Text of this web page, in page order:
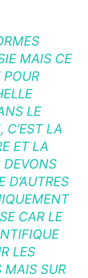
MAIS CE
LE
LA
ET LA
D’AUTRES
CAR LE
LES
MAIS SUR